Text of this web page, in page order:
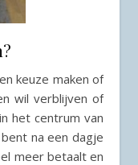
keuze maken of
wil verblijven of
het centrum van
na een dagje
meer betaalt en